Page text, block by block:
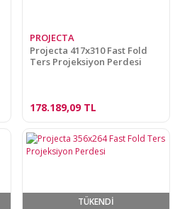
PROJECTA
Projecta 417x310 Fast Fold
Ters Projeksiyon Perdesi
178.189,09 TL
TÜKENDİ